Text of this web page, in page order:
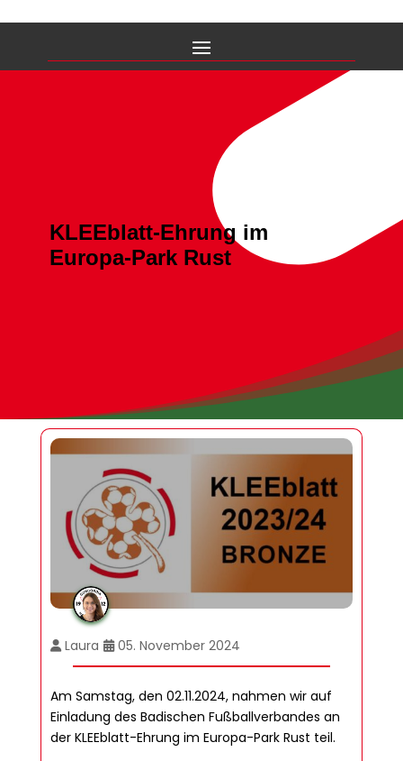
KLEEblatt-Ehrung im
Europa-Park Rust
Laura 05. November 2024
Am Samstag, den 02.11.2024, nahmen wir auf
Einladung des Badischen Fußballverbandes an
der KLEEblatt-Ehrung im Europa-Park Rust teil.